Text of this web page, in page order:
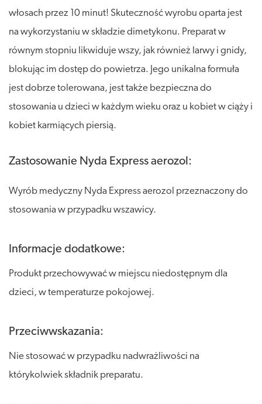
włosach przez 10 minut! Skuteczność wyrobu oparta jest
na wykorzystaniu w składzie dimetykonu. Preparat w
równym stopniu likwiduje wszy, jak również larwy i gnidy,
blokując im dostęp do powietrza. Jego unikalna formuła
jest dobrze tolerowana, jest także bezpieczna do
stosowania u dzieci w każdym wieku oraz u kobiet w ciąży i
kobiet karmiących piersią.
Zastosowanie Nyda Express aerozol:
Wyrób medyczny Nyda Express aerozol przeznaczony do
stosowania w przypadku wszawicy.
Informacje dodatkowe:
Produkt przechowywać w miejscu niedostępnym dla
dzieci, w temperaturze pokojowej.
Przeciwwskazania:
Nie stosować w przypadku nadwrażliwości na
którykolwiek składnik preparatu.